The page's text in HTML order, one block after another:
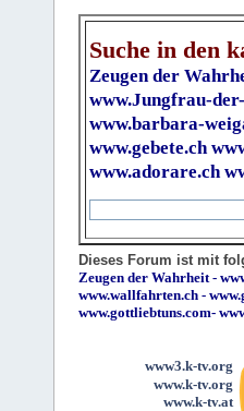
Suche in den
Zeugen der
www.Jungfrau-
www.barbara-
www.gebete.ch
www.adorare.ch
Dieses Forum ist mit
Zeugen der Wahrheit -
www.wallfahrten.ch -
www.gottliebtuns.com-
www3.k-tv.org
www.k-tv.org
www.k-tv.at